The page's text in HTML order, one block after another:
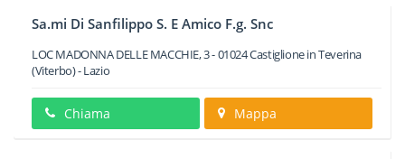
Sa.mi Di Sanfilippo S. E Amico F.g. Snc
LOC MADONNA DELLE MACCHIE, 3-01024Castiglione in Teverina
(Viterbo) -Lazio
Chiama Mappa